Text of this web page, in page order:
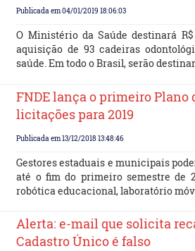
Publicada em 04/01/2019 18:06:03
O Ministério da Saúde destinará
aquisição de 93 cadeiras
saúde. Em todo o Brasil, serão
FNDE lança o primeiro
licitações para 2019
Publicada em 13/12/2018 13:48:46
Gestores estaduais e municipais
até o fim do primeiro semestre de
robótica educacional, laboratório
Alerta: e-mail que solicita
Cadastro Único é falso